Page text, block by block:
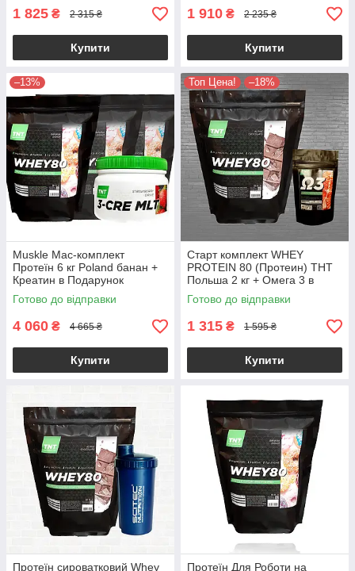
1 825 ₴ 2 315 ₴
Купити
1 910 ₴ 2 235 ₴
Купити
–13%
Muskle Мас-комплект
Протеїн 6 кг Poland банан +
Креатин в Подарунок
Готово до відправки
4 060 ₴ 4 665 ₴
Купити
Топ Цена! –18%
Старт комплект WHEY
PROTEIN 80 (Протеин) ТНТ
Польша 2 кг + Омега 3 в
Подарок
Готово до відправки
1 315 ₴ 1 595 ₴
Купити
Протеїн сироватковий Whey
Протеїн Для Роботи на